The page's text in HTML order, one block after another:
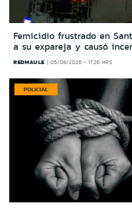
Femicidio frustrado en
a su expareja y causó
REDMAULE 05/08/2026 - 17:26 HRS
POLICIAL